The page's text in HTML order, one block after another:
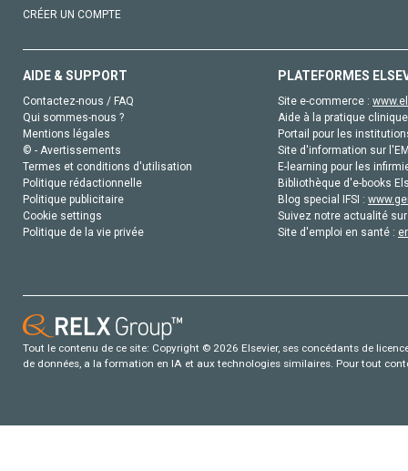
CRÉER UN COMPTE
AIDE & SUPPORT
Contactez-nous / FAQ
Qui sommes-nous ?
Mentions légales
© - Avertissements
Termes et conditions d'utilisation
Politique rédactionnelle
Politique publicitaire
Cookie settings
Politique de la vie privée
PLATEFORMES
Site e-commerce :
Aide à la pratique
Portail pour les
Site d'information sur
E-learning pour les
Bibliothèque d'e-books
Blog special IFSI :
Suivez notre actualité
Site d'emploi en santé :
Tout le contenu de ce site: Copyright © 2026 Elsevier, ses concédants de
de données, a la formation en IA et aux technologies similaires. Pour tout